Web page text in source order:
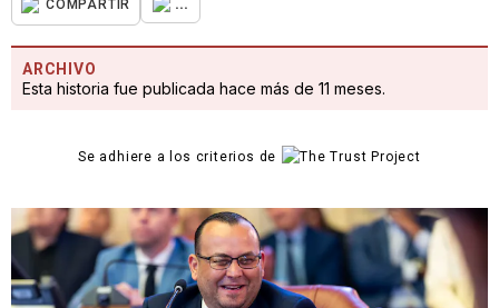
COMPARTIR
ARCHIVO
Esta historia fue publicada hace más de 11 meses.
Se adhiere a los criterios de